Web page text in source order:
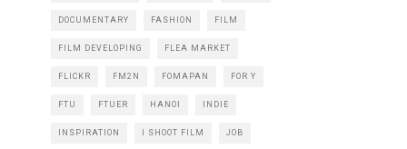
DOCUMENTARY FASHION FILM
FILM DEVELOPING FLEA MARKET
FLICKR FM2N FOMAPAN FOR Y
FTU FTUER HANOI INDIE
INSPIRATION I SHOOT FILM JOB